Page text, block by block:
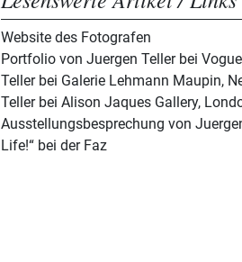
Website des Fotografen
Portfolio von Juergen Teller bei Vogue
Teller bei Galerie Lehmann Maupin,
Teller bei Alison Jaques Gallery,
Ausstellungsbesprechung von
Life!“ bei der Faz